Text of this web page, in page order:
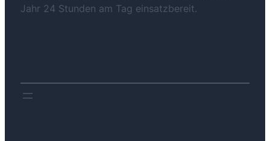
Jahr 24 Stunden am Tag einsatzbereit.